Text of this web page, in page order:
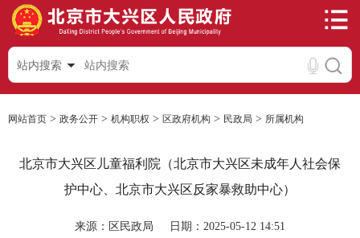
站内搜索
网站首页 > 政务公开 > 机构职权 > 区政府机构 > 民政局 > 所属机构
北京市大兴区儿童福利院（北京市大兴区未成年人社会保
护中心、北京市大兴区反家暴救助中心）
来源：区民政局 日期：2025-05-12 14:51